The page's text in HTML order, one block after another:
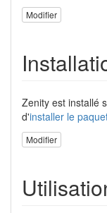
Modifier
Zenity est installé
d'installer le
Modifier